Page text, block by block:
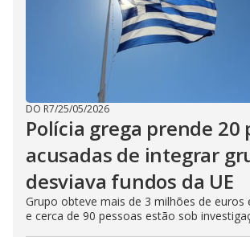
DO R7/25/05/2026
Polícia grega prende 20
acusadas de integrar
desviava fundos da UE
Grupo obteve mais de 3 milhões de euros
e cerca de 90 pessoas estão sob